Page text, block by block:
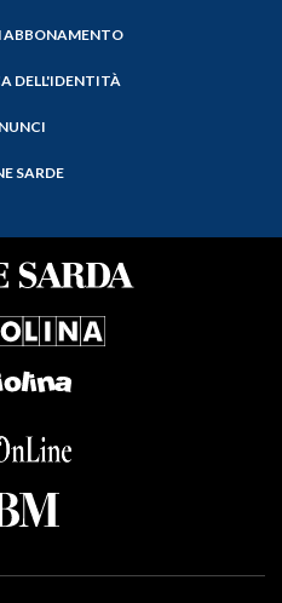
ABBONAMENTO
DELL'IDENTITÀ
SARDE